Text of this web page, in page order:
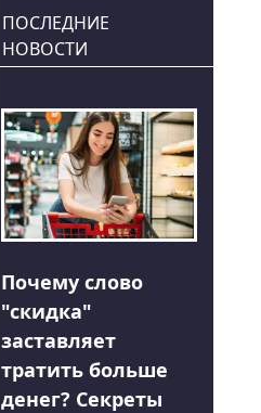
ПОСЛЕДНИЕ
НОВОСТИ
Почему слово
"скидка"
заставляет
тратить больше
денег? Секреты